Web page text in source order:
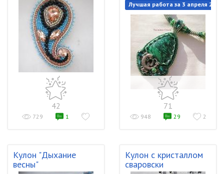
42
729 1
Лучшая работа за 3 апреля 2020
71
948 29 2
Кулон "Дыхание
весны"
Кулон с кристаллом
сваровски